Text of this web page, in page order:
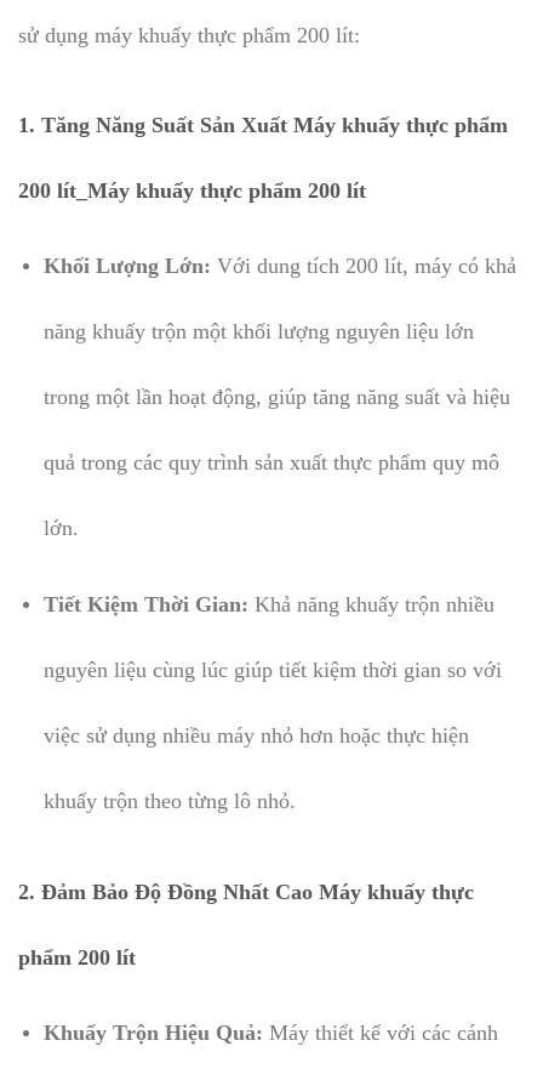
sử dụng máy khuấy thực phẩm 200 lít:
1. Tăng Năng Suất Sản Xuất Máy khuấy thực phẩm
200 lít_Máy khuấy thực phẩm 200 lít
Khối Lượng Lớn: Với dung tích 200 lít, máy có khả
năng khuấy trộn một khối lượng nguyên liệu lớn
trong một lần hoạt động, giúp tăng năng suất và hiệu
quả trong các quy trình sản xuất thực phẩm quy mô
lớn.
Tiết Kiệm Thời Gian: Khả năng khuấy trộn nhiều
nguyên liệu cùng lúc giúp tiết kiệm thời gian so với
việc sử dụng nhiều máy nhỏ hơn hoặc thực hiện
khuấy trộn theo từng lô nhỏ.
2. Đảm Bảo Độ Đồng Nhất Cao Máy khuấy thực
phẩm 200 lít
Khuấy Trộn Hiệu Quả: Máy thiết kế với các cánh